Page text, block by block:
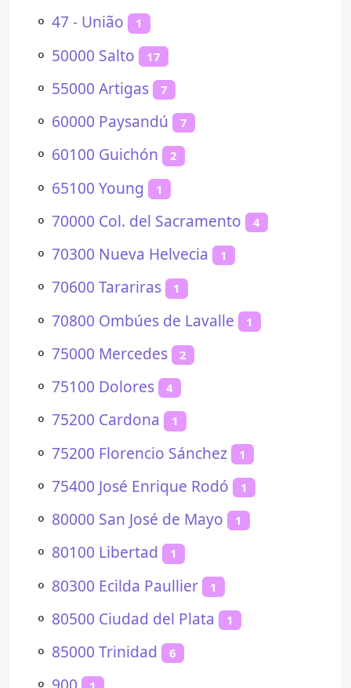
⚬ 47 - União 1
⚬ 50000 Salto 17
⚬ 55000 Artigas 7
⚬ 60000 Paysandú 7
⚬ 60100 Guichón 2
⚬ 65100 Young 1
⚬ 70000 Col. del Sacramento 4
⚬ 70300 Nueva Helvecia 1
⚬ 70600 Tarariras 1
⚬ 70800 Ombúes de Lavalle 1
⚬ 75000 Mercedes 2
⚬ 75100 Dolores 4
⚬ 75200 Cardona 1
⚬ 75200 Florencio Sánchez 1
⚬ 75400 José Enrique Rodó 1
⚬ 80000 San José de Mayo 1
⚬ 80100 Libertad 1
⚬ 80300 Ecilda Paullier 1
⚬ 80500 Ciudad del Plata 1
⚬ 85000 Trinidad 6